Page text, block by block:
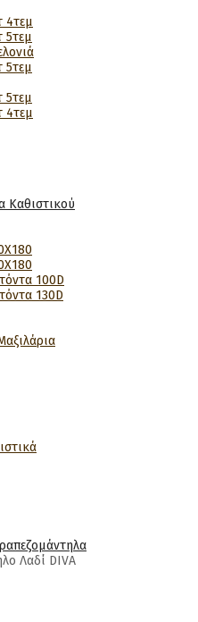
4τεμ
5τεμ
5τεμ
5τεμ
4τεμ
Καθιστικού
100D
130D
Λαδί DIVA